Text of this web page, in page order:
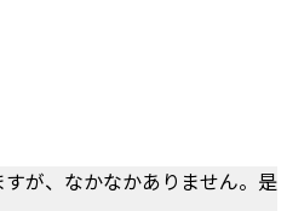
が、なかなかありません。是